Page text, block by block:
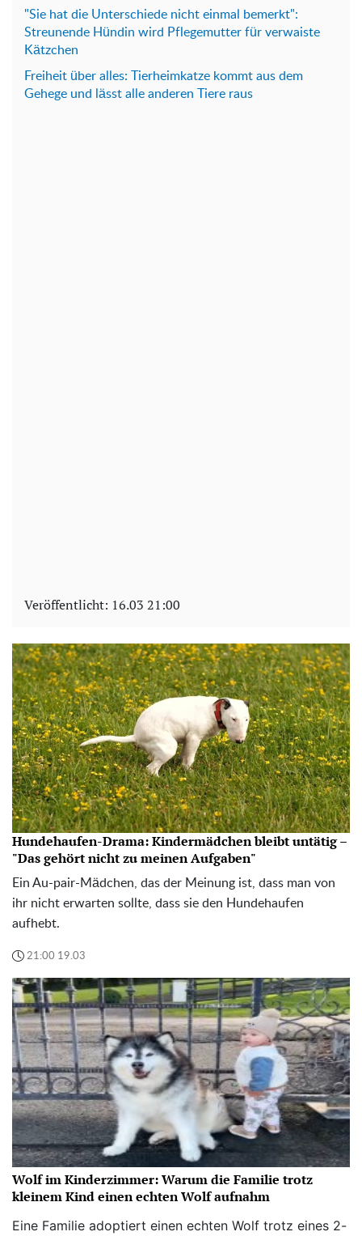
"Sie hat die Unterschiede nicht einmal bemerkt":
Streunende Hündin wird Pflegemutter für verwaiste
Kätzchen
Freiheit über alles: Tierheimkatze kommt aus dem
Gehege und lässt alle anderen Tiere raus
Veröffentlicht: 16.03 21:00
Hundehaufen-Drama: Kindermädchen bleibt untätig –
"Das gehört nicht zu meinen Aufgaben"
Ein Au-pair-Mädchen, das der Meinung ist, dass man von
ihr nicht erwarten sollte, dass sie den Hundehaufen
aufhebt.
21:00 19.03
Wolf im Kinderzimmer: Warum die Familie trotz
kleinem Kind einen echten Wolf aufnahm
Eine Familie adoptiert einen echten Wolf trotz eines 2-